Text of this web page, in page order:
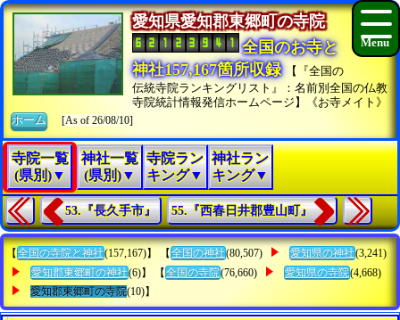
愛知県愛知郡東郷町の寺院
全国のお寺と
神社157,167箇所収録
【『全国の
伝統寺院ランキングリスト』：名前別全国の仏教
寺院統計情報発信ホームページ】《お寺メイト》
ホーム
[As of 26/08/10]
寺院一覧
(県別)▼
神社一覧
(県別)▼
寺院ラン
キング▼
神社ラン
キング▼
53.『長久手市』 55.『西春日井郡豊山町』
【 全国の寺院と神社(157,167)】 【 全国の神社(80,507) 愛知県の神社(3,241)
愛知郡東郷町の神社(6)】 【 全国の寺院(76,660) 愛知県の寺院(4,668)
愛知郡東郷町の寺院(10)】